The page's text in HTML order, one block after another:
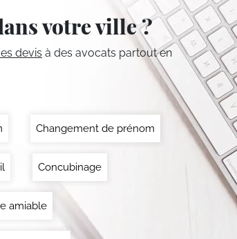
votre ville ?
devis à des avocats partout en
Changement de prénom
Concubinage
amiable